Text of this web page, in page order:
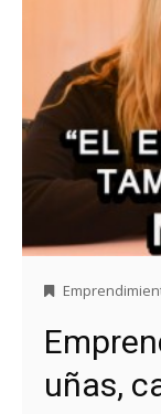
uñas,